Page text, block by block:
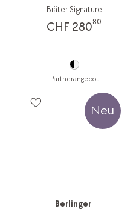
Bräter Signature
CHF 28080
Partnerangebot
Neu
Berlinger